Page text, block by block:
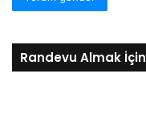
Randevu Almak İçin